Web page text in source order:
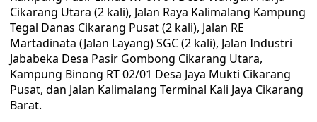
Cikarang Utara (2 kali), Jalan Raya Kalimalang Kampung
Tegal Danas Cikarang Pusat (2 kali), Jalan RE
Martadinata (Jalan Layang) SGC (2 kali), Jalan Industri
Jababeka Desa Pasir Gombong Cikarang Utara,
Kampung Binong RT 02/01 Desa Jaya Mukti Cikarang
Pusat, dan Jalan Kalimalang Terminal Kali Jaya Cikarang
Barat.